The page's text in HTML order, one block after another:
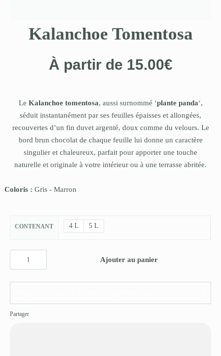
Kalanchoe Tomentosa
À partir de 15.00€
Le Kalanchoe tomentosa, aussi surnommé ‘plante panda‘,
séduit instantanément par ses feuilles épaisses et allongées,
recouvertes d’un fin duvet argenté, doux comme du velours. Le
bord brun chocolat de chaque feuille lui donne un caractère
singulier et chaleureux, parfait pour apporter une touche
naturelle et originale à votre intérieur ou à une terrasse abritée.
Coloris : Gris - Marron
CONTENANT 4 L 5 L
Ajouter au panier
Partager